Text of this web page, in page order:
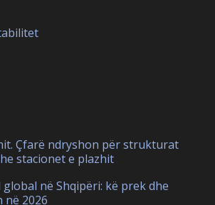
Çfarë ndryshon për strukturat
stacionet e plazhit
në Shqipëri: kë prek dhe
në 2026